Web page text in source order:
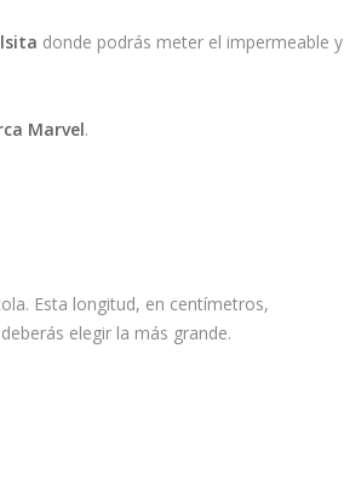
donde podrás meter el impermeable y
Marvel.
Esta longitud, en centímetros,
elegir la más grande.